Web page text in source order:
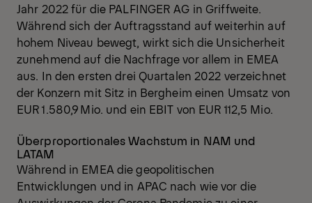
Jahr 2022 für die PALFINGER AG in Griffweite.
Während sich der Auftragsstand auf weiterhin auf
hohem Niveau bewegt, wirkt sich die Unsicherheit
zunehmend auf die Nachfrage vor allem in EMEA
aus. In den ersten drei Quartalen 2022 verzeichnet
der Konzern mit Sitz in Bergheim einen Umsatz von
EUR 1.580,9 Mio. und ein EBIT von EUR 112,5 Mio.
Überproportionales Wachstum in NAM und
LATAM
Während in EMEA die geopolitischen
Entwicklungen und in APAC nach wie vor die